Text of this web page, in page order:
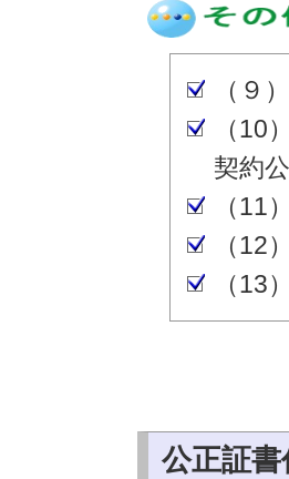
（９
（10
契約
（11
（12
（13
公正証